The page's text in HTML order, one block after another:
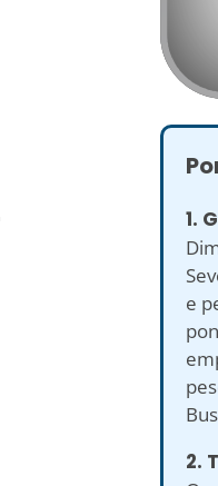
1.
e
2.